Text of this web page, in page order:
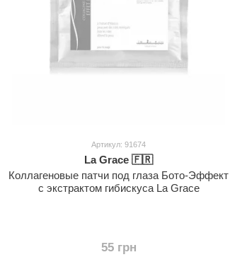
Артикул: 91674
La Grace 🇫🇷
Коллагеновые патчи под глаза Бото-Эффект
с экстрактом гибискуса La Grace
55 грн